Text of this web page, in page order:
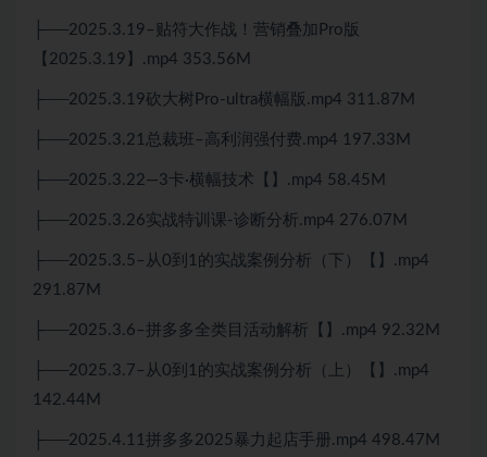
├──2025.3.19–贴符大作战！营销叠加Pro版
【2025.3.19】.mp4 353.56M
├──2025.3.19砍大树Pro-ultra横幅版.mp4 311.87M
├──2025.3.21总裁班–高利润强付费.mp4 197.33M
├──2025.3.22—3卡·横幅技术【】.mp4 58.45M
├──2025.3.26实战特训课-诊断分析.mp4 276.07M
├──2025.3.5–从0到1的实战案例分析（下）【】.mp4
291.87M
├──2025.3.6–拼多多全类目活动解析【】.mp4 92.32M
├──2025.3.7–从0到1的实战案例分析（上）【】.mp4
142.44M
├──2025.4.11拼多多2025暴力起店手册.mp4 498.47M